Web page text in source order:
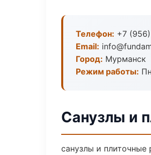
Телефон: +7
Email:
Город: Мурманск
Режим работы:
Санузлы и
санузлы и